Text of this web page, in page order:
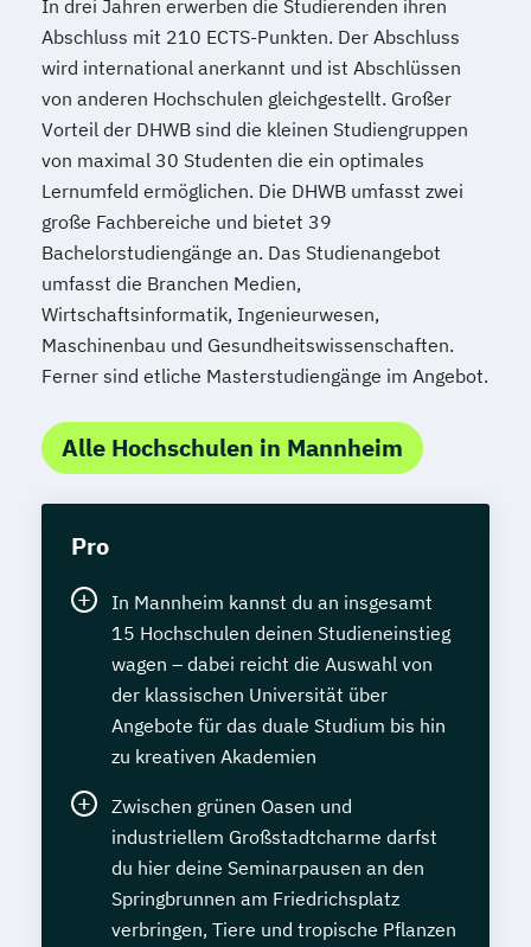
In drei Jahren erwerben die Studierenden ihren
Abschluss mit 210 ECTS-Punkten. Der Abschluss
wird international anerkannt und ist Abschlüssen
von anderen Hochschulen gleichgestellt. Großer
Vorteil der DHWB sind die kleinen Studiengruppen
von maximal 30 Studenten die ein optimales
Lernumfeld ermöglichen. Die DHWB umfasst zwei
große Fachbereiche und bietet 39
Bachelorstudiengänge an. Das Studienangebot
umfasst die Branchen Medien,
Wirtschaftsinformatik, Ingenieurwesen,
Maschinenbau und Gesundheitswissenschaften.
Ferner sind etliche Masterstudiengänge im Angebot.
Alle Hochschulen in Mannheim
Pro
In Mannheim kannst du an insgesamt
15 Hochschulen deinen Studieneinstieg
wagen – dabei reicht die Auswahl von
der klassischen Universität über
Angebote für das duale Studium bis hin
zu kreativen Akademien
Zwischen grünen Oasen und
industriellem Großstadtcharme darfst
du hier deine Seminarpausen an den
Springbrunnen am Friedrichsplatz
verbringen, Tiere und tropische Pflanzen